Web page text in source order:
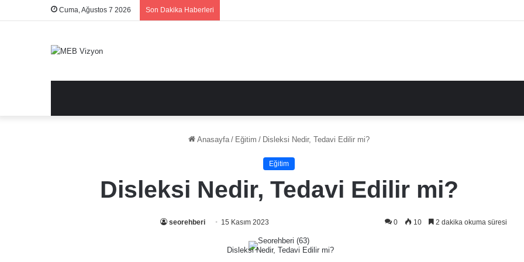
Cuma, Ağustos 7 2026 Son Dakika Haberleri
Anasayfa / Eğitim / Disleksi Nedir, Tedavi Edilir mi?
Eğitim
Disleksi Nedir, Tedavi Edilir mi?
seorehberi 15 Kasım 2023 0 10 2 dakika okuma süresi
Disleksi Nedir, Tedavi Edilir mi?